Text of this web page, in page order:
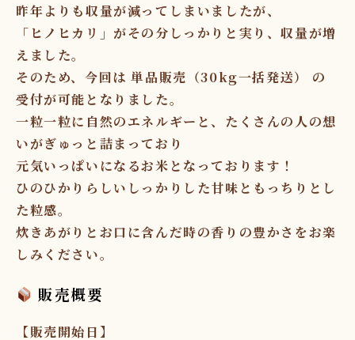
昨年よりも収量が減ってしまいましたが、
「ヒノヒカリ」がその分しっかりと実り、収量が増
えました。
そのため、今回は単品販売（30kg一括発送）
の
受付が可能となりました。
一粒一粒に自然のエネルギーと、たくさんの人の想
いがぎゅっと詰まっており
元気いっぱいになるお米となっております！
ひのひかりらしいしっかりした甘味ともっちりとし
た粒感。
炊きあがりとお口に含んだ時の香りの豊かさをお楽
しみください。
販売概要
【販売開始日】